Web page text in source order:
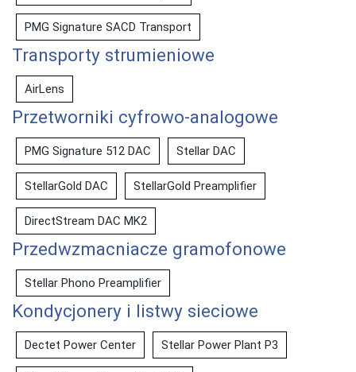
PMG Signature SACD Transport
Transporty strumieniowe
AirLens
Przetworniki cyfrowo-analogowe
PMG Signature 512 DAC Stellar DAC
StellarGold DAC StellarGold Preamplifier
DirectStream DAC MK2
Przedwzmacniacze gramofonowe
Stellar Phono Preamplifier
Kondycjonery i listwy sieciowe
Dectet Power Center Stellar Power Plant P3